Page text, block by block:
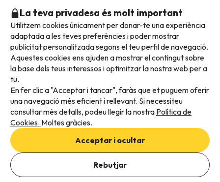
Afegeix les dates per comprovar la disponibilitat
Afegir dates
Acceptem
Condicions generals
Privadesa de dades
Política de cookies
La teva privadesa és molt important
Utilitzem cookies únicament per donar-te una experiència
adaptada a les teves preferències i poder mostrar
publicitat personalitzada segons el teu perfil de navegació.
Aquestes cookies ens ajuden a mostrar el contingut sobre
la base dels teus interessos i optimitzar la nostra web per a
tu.
En fer clic a "Acceptar i tancar", faràs que et puguem oferir
una navegació més eficient i rellevant. Si necessiteu
consultar més detalls, podeu llegir la nostra Política de
Cookies. Moltes gràcies.
Acceptar i ocultar
Rebutjar